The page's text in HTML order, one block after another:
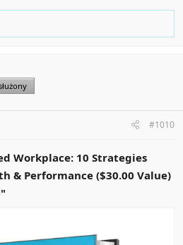
#1010
Workplace: 10 Strategies
& Performance ($30.00 Value)